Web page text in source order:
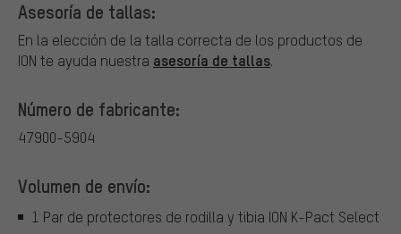
Asesoría de tallas:
En la elección de la talla correcta de los productos de
ION te ayuda nuestra asesoría de tallas.
Número de fabricante:
47900-5904
Volumen de envío:
1 Par de protectores de rodilla y tibia ION K-Pact Select